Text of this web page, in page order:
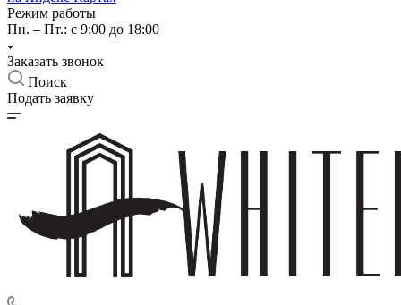
Режим работы
Пн. – Пт.: с 9:00 до 18:00
Заказать звонок
Поиск
Подать заявку